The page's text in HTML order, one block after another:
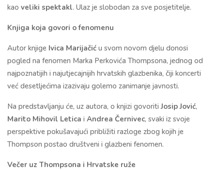
kao veliki spektakl. Ulaz je slobodan za sve posjetitelje.
Knjiga koja govori o fenomenu
Autor knjige Ivica Marijačić u svom novom djelu donosi
pogled na fenomen Marka Perkovića Thompsona, jednog od
najpoznatijih i najutjecajnijih hrvatskih glazbenika, čiji koncerti
već desetljećima izazivaju golemo zanimanje javnosti.
Na predstavljanju će, uz autora, o knjizi govoritiJosip Jović,
Marito Mihovil Letica i Andrea Černivec, svaki iz svoje
perspektive pokušavajući približiti razloge zbog kojih je
Thompson postao društveni i glazbeni fenomen.
Večer uz Thompsona i Hrvatske ruže